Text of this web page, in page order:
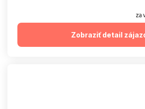
za
Zobraziť detail